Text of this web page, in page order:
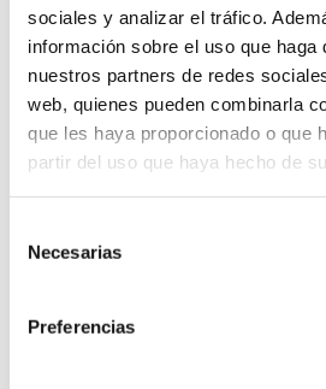
sociales y analizar el tráfico.
información sobre el uso que haga
nuestros partners de redes
web, quienes pueden combinarla
que les haya proporcionado o que
partir del uso que haya hecho de
Necesarias
Preferencias
Gallery
Image
gallery
of
the
Habitat
Dénia
accommodation.